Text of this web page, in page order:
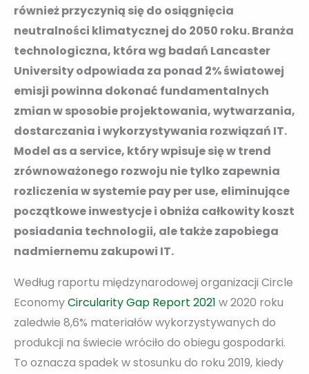
również przyczynią się do osiągnięcia
neutralności klimatycznej do 2050 roku. Branża
technologiczna, która wg badań Lancaster
University odpowiada za ponad 2% światowej
emisji powinna dokonać fundamentalnych
zmian w sposobie projektowania, wytwarzania,
dostarczania i wykorzystywania rozwiązań IT.
Model as a service, który wpisuje się w trend
zrównoważonego rozwoju nie tylko zapewnia
rozliczenia w systemie pay per use, eliminujące
początkowe inwestycje i obniża całkowity koszt
posiadania technologii, ale także zapobiega
nadmiernemu zakupowi IT.
Według raportu międzynarodowej organizacji Circle
EconomyCircularity Gap Report 2021 w 2020 roku
zaledwie 8,6% materiałów wykorzystywanych do
produkcji na świecie wróciło do obiegu gospodarki.
To oznacza spadek w stosunku do roku 2019, kiedy